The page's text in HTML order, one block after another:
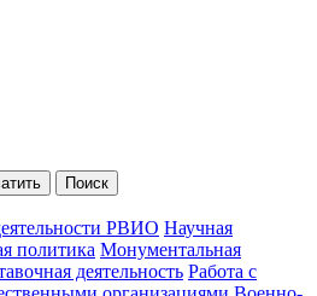
Поиск
РВИО Научная
политика Монументальная
деятельность Работа с